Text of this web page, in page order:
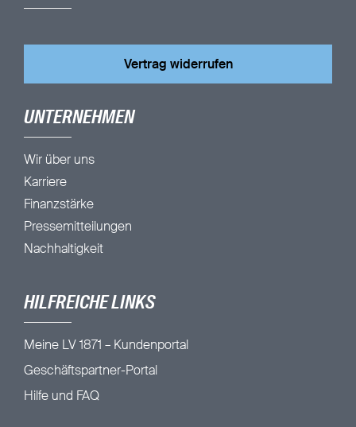
Vertrag widerrufen
UNTERNEHMEN
Wir über uns
Karriere
Finanzstärke
Pressemitteilungen
Nachhaltigkeit
HILFREICHE LINKS
Meine LV 1871 – Kundenportal
Geschäftspartner-Portal
Hilfe und FAQ